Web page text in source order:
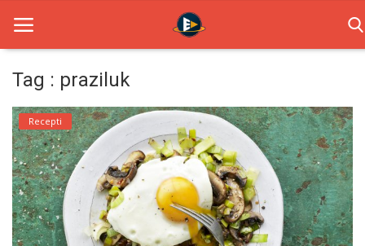
Home
Novosti
TV Serije
Filmovi
Tag : praziluk
Recepti